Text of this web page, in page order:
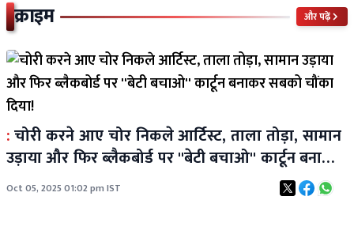
क्राइम और पढ़ें
:चोरी करने आए चोर निकले आर्टिस्ट, ताला तोड़ा, सामान
उड़ाया और फिर ब्लैकबोर्ड पर ''बेटी बचाओ'' कार्टून बनाकर
सबको चौंका दिया!
Oct 05, 2025 01:02 pm IST